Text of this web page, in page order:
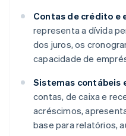
Contas de crédito e
representa a dívida
dos juros, os
capacidade de
Sistemas contábeis
contas, de caixa e
acréscimos,
base para relatórios,